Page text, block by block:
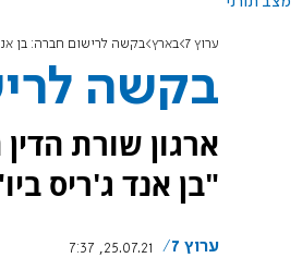
ערוץ 7 בארץ בקשה לרישום חברה: בן
בקשה
ארגון שורת
"בן אנד ג'ריס
ערוץ 7
25.07.21, 7:37